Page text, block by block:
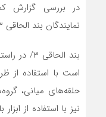
در بررسی گزارش
نمایندگان بند الحاقی ۳ ماده ۵ را تصویب کردند؛
بند
است با استفاده
حلقه‌های میانی،
نیز با استفاده از